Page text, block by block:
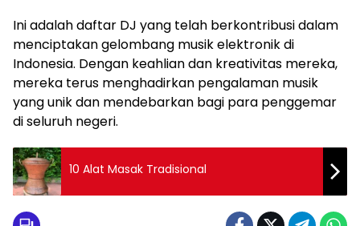
Ini adalah daftar DJ yang telah berkontribusi dalam
menciptakan gelombang musik elektronik di
Indonesia. Dengan keahlian dan kreativitas mereka,
mereka terus menghadirkan pengalaman musik
yang unik dan mendebarkan bagi para penggemar
di seluruh negeri.
10 Alat Masak Tradisional